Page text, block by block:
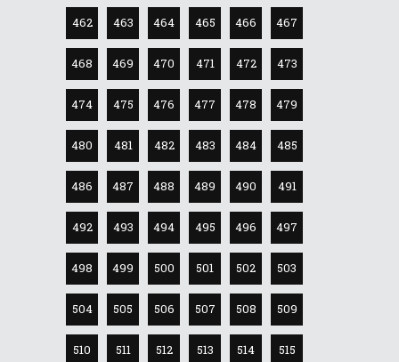
462 463 464 465 466 467
468 469 470 471 472 473
474 475 476 477 478 479
480 481 482 483 484 485
486 487 488 489 490 491
492 493 494 495 496 497
498 499 500 501 502 503
504 505 506 507 508 509
510 511 512 513 514 515